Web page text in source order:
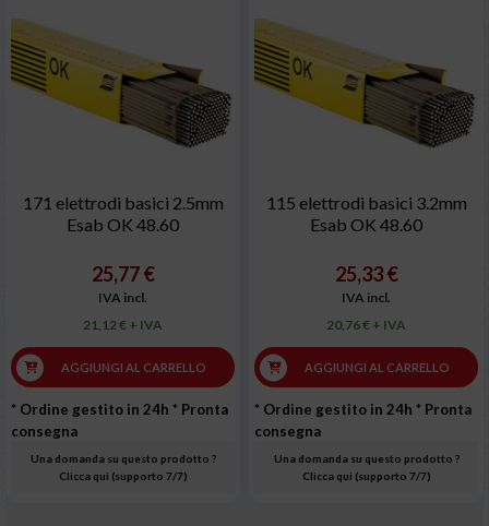
171 elettrodi basici 2.5mm
Esab OK 48.60
25,77 €
IVA incl.
21,12 € + IVA
AGGIUNGI AL CARRELLO
* Ordine gestito in 24h * Pronta
consegna
Una domanda su questo prodotto ?
Clicca qui (supporto 7/7)
115 elettrodi basici 3.2mm
Esab OK 48.60
25,33 €
IVA incl.
20,76 € + IVA
AGGIUNGI AL CARRELLO
* Ordine gestito in 24h * Pronta
consegna
Una domanda su questo prodotto ?
Clicca qui (supporto 7/7)